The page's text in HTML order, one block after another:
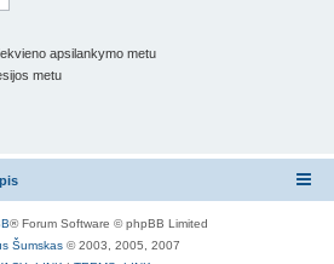
apsilankymo metu
metu
® Forum Software © phpBB Limited
Šumskas© 2003, 2005, 2007